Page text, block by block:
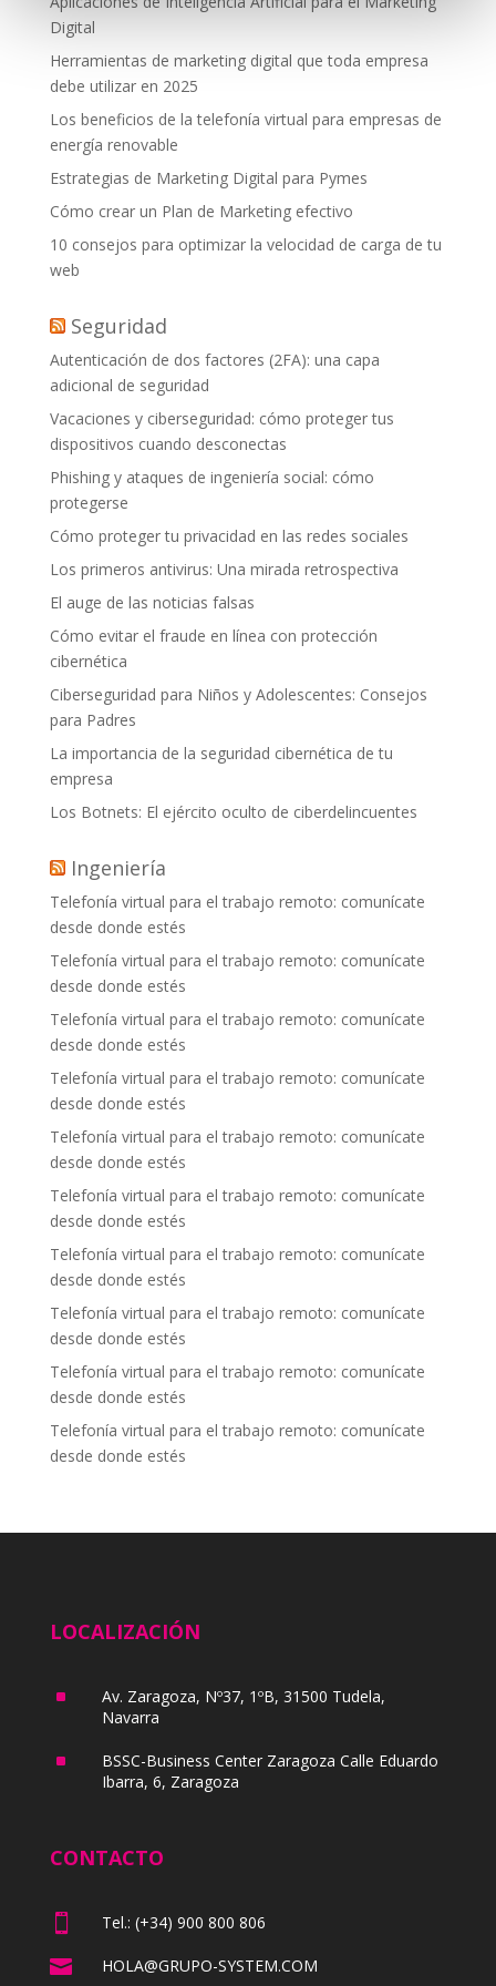
Digital
Herramientas de marketing digital que toda empresa
debe utilizar en 2025
Los beneficios de la telefonía virtual para empresas de
energía renovable
Estrategias de Marketing Digital para Pymes
Cómo crear un Plan de Marketing efectivo
10 consejos para optimizar la velocidad de carga de tu
web
Seguridad
Autenticación de dos factores (2FA): una capa
adicional de seguridad
Vacaciones y ciberseguridad: cómo proteger tus
dispositivos cuando desconectas
Phishing y ataques de ingeniería social: cómo
protegerse
Cómo proteger tu privacidad en las redes sociales
Los primeros antivirus: Una mirada retrospectiva
El auge de las noticias falsas
Cómo evitar el fraude en línea con protección
cibernética
Ciberseguridad para Niños y Adolescentes: Consejos
para Padres
La importancia de la seguridad cibernética de tu
empresa
Los Botnets: El ejército oculto de ciberdelincuentes
Ingeniería
Telefonía virtual para el trabajo remoto: comunícate
desde donde estés
Telefonía virtual para el trabajo remoto: comunícate
desde donde estés
Telefonía virtual para el trabajo remoto: comunícate
desde donde estés
Telefonía virtual para el trabajo remoto: comunícate
desde donde estés
Telefonía virtual para el trabajo remoto: comunícate
desde donde estés
Telefonía virtual para el trabajo remoto: comunícate
desde donde estés
Telefonía virtual para el trabajo remoto: comunícate
desde donde estés
Telefonía virtual para el trabajo remoto: comunícate
desde donde estés
Telefonía virtual para el trabajo remoto: comunícate
desde donde estés
Telefonía virtual para el trabajo remoto: comunícate
desde donde estés
LOCALIZACIÓN
^
Av. Zaragoza, Nº37, 1ºB, 31500 Tudela,
Navarra
^
BSSC-Business Center Zaragoza Calle Eduardo
Ibarra, 6, Zaragoza
CONTACTO
 Tel.: (+34) 900 800 806
 HOLA@GRUPO-SYSTEM.COM